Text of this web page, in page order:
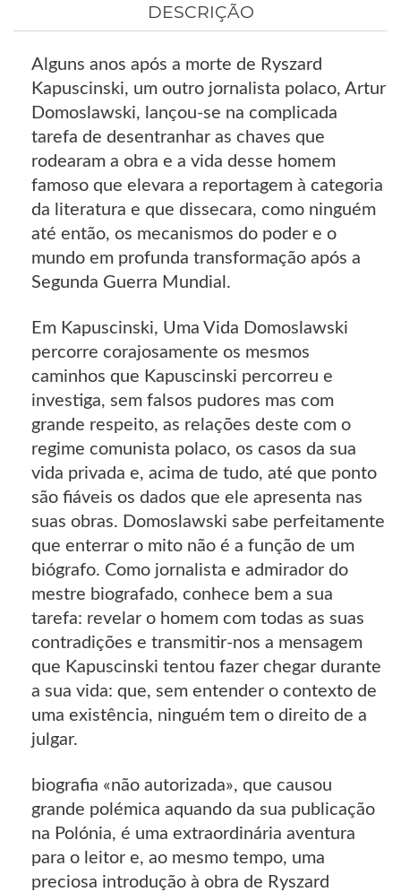
DESCRIÇÃO
Alguns anos após a morte de Ryszard
Kapuscinski, um outro jornalista polaco, Artur
Domoslawski, lançou-se na complicada
tarefa de desentranhar as chaves que
rodearam a obra e a vida desse homem
famoso que elevara a reportagem à categoria
da literatura e que dissecara, como ninguém
até então, os mecanismos do poder e o
mundo em profunda transformação após a
Segunda Guerra Mundial.
Em Kapuscinski, Uma Vida Domoslawski
percorre corajosamente os mesmos
caminhos que Kapuscinski percorreu e
investiga, sem falsos pudores mas com
grande respeito, as relações deste com o
regime comunista polaco, os casos da sua
vida privada e, acima de tudo, até que ponto
são fiáveis os dados que ele apresenta nas
suas obras. Domoslawski sabe perfeitamente
que enterrar o mito não é a função de um
biógrafo. Como jornalista e admirador do
mestre biografado, conhece bem a sua
tarefa: revelar o homem com todas as suas
contradições e transmitir-nos a mensagem
que Kapuscinski tentou fazer chegar durante
a sua vida: que, sem entender o contexto de
uma existência, ninguém tem o direito de a
julgar.
biografia «não autorizada», que causou
grande polémica aquando da sua publicação
na Polónia, é uma extraordinária aventura
para o leitor e, ao mesmo tempo, uma
preciosa introdução à obra de Ryszard